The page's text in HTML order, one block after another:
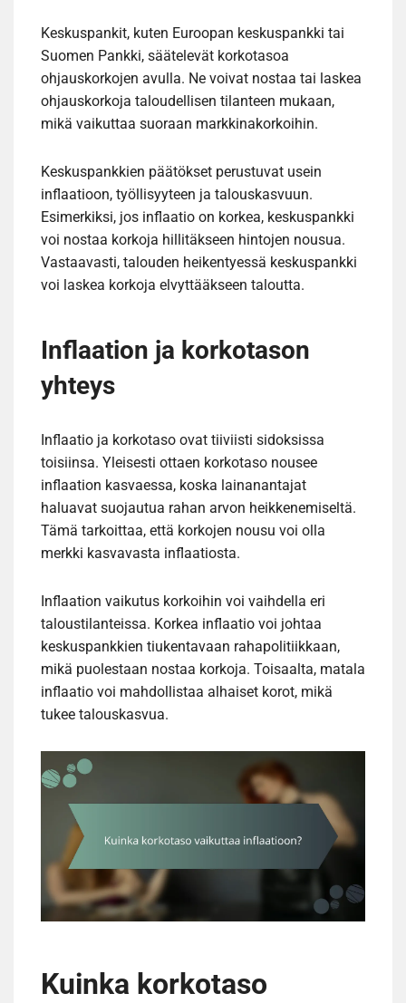
Keskuspankit, kuten Euroopan keskuspankki tai
Suomen Pankki, säätelevät korkotasoa
ohjauskorkojen avulla. Ne voivat nostaa tai laskea
ohjauskorkoja taloudellisen tilanteen mukaan,
mikä vaikuttaa suoraan markkinakorkoihin.
Keskuspankkien päätökset perustuvat usein
inflaatioon, työllisyyteen ja talouskasvuun.
Esimerkiksi, jos inflaatio on korkea, keskuspankki
voi nostaa korkoja hillitäkseen hintojen nousua.
Vastaavasti, talouden heikentyessä keskuspankki
voi laskea korkoja elvyttääkseen taloutta.
Inflaation ja korkotason
yhteys
Inflaatio ja korkotaso ovat tiiviisti sidoksissa
toisiinsa. Yleisesti ottaen korkotaso nousee
inflaation kasvaessa, koska lainanantajat
haluavat suojautua rahan arvon heikkenemiseltä.
Tämä tarkoittaa, että korkojen nousu voi olla
merkki kasvavasta inflaatiosta.
Inflaation vaikutus korkoihin voi vaihdella eri
taloustilanteissa. Korkea inflaatio voi johtaa
keskuspankkien tiukentavaan rahapolitiikkaan,
mikä puolestaan nostaa korkoja. Toisaalta, matala
inflaatio voi mahdollistaa alhaiset korot, mikä
tukee talouskasvua.
Kuinka korkotaso